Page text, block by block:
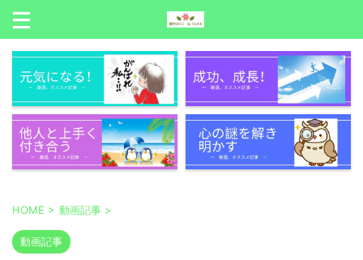
HOME > 動画記事 >
動画記事